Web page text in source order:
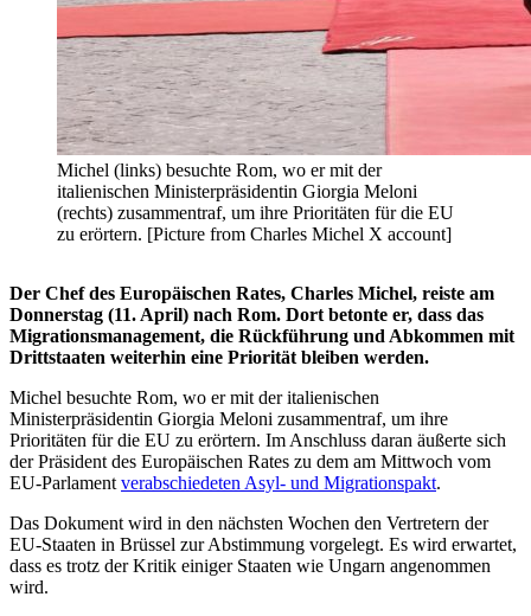
Michel (links) besuchte Rom, wo er mit der
italienischen Ministerpräsidentin Giorgia Meloni
(rechts) zusammentraf, um ihre Prioritäten für die EU
zu erörtern. [Picture from Charles Michel X account]
Der Chef des Europäischen Rates, Charles Michel, reiste am
Donnerstag (11. April) nach Rom. Dort betonte er, dass das
Migrationsmanagement, die Rückführung und Abkommen mit
Drittstaaten weiterhin eine Priorität bleiben werden.
Michel besuchte Rom, wo er mit der italienischen
Ministerpräsidentin Giorgia Meloni zusammentraf, um ihre
Prioritäten für die EU zu erörtern. Im Anschluss daran äußerte sich
der Präsident des Europäischen Rates zu dem am Mittwoch vom
EU-Parlament verabschiedeten Asyl- und Migrationspakt.
Das Dokument wird in den nächsten Wochen den Vertretern der
EU-Staaten in Brüssel zur Abstimmung vorgelegt. Es wird erwartet,
dass es trotz der Kritik einiger Staaten wie Ungarn angenommen
wird.